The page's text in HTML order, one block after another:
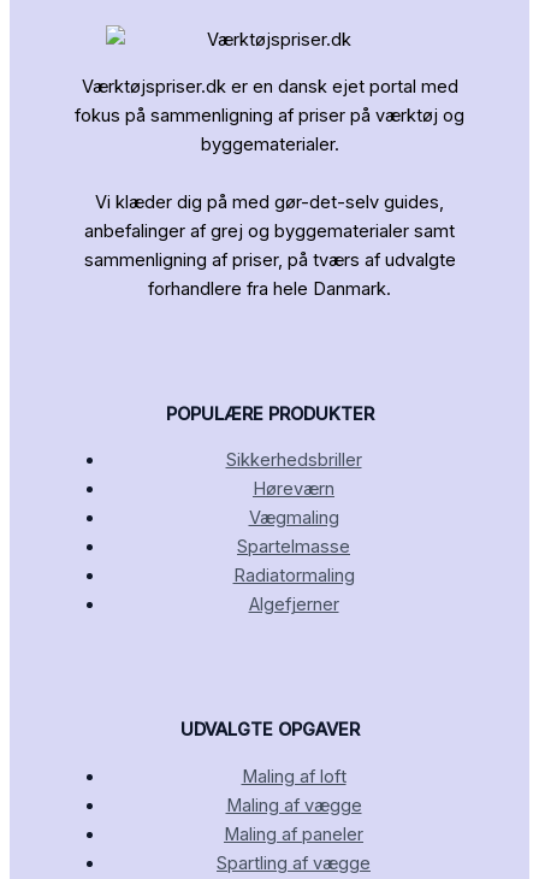
Værktøjspriser.dk er en dansk ejet portal med
fokus på sammenligning af priser på værktøj og
byggematerialer.
Vi klæder dig på med gør-det-selv guides,
anbefalinger af grej og byggematerialer samt
sammenligning af priser, på tværs af udvalgte
forhandlere fra hele Danmark.
POPULÆRE PRODUKTER
Sikkerhedsbriller
Høreværn
Vægmaling
Spartelmasse
Radiatormaling
Algefjerner
UDVALGTE OPGAVER
Maling af loft
Maling af vægge
Maling af paneler
Spartling af vægge